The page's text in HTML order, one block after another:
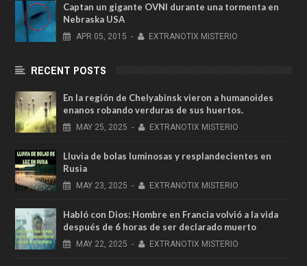
Captan un gigante OVNI durante una tormenta en
Nebraska USA
APR 05, 2015 - EXTRANOTIX MISTERIO
RECENT POSTS
En la región de Chelyabinsk vieron a humanoides
enanos robando verduras de sus huertos.
MAY 25, 2025 - EXTRANOTIX MISTERIO
Lluvia de bolas luminosas y resplandecientes en
Rusia
MAY 23, 2025 - EXTRANOTIX MISTERIO
Habló con Dios: Hombre en Francia volvió a la vida
después de 6 horas de ser declarado muerto
MAY 22, 2025 - EXTRANOTIX MISTERIO